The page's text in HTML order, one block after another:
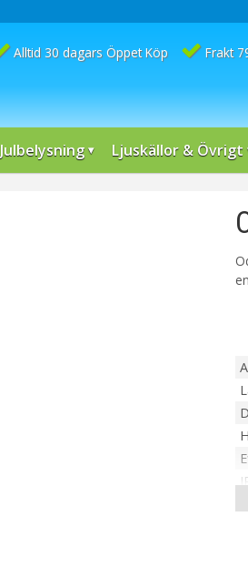
Alltid 30 dagars Öppet Köp Frakt
Julbelysning Ljuskällor & Övrigt